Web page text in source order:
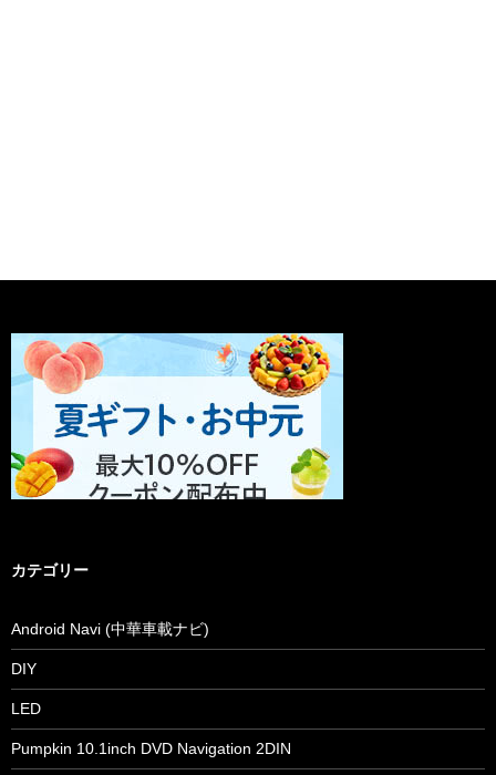
カテゴリー
Android Navi (中華車載ナビ)
DIY
LED
Pumpkin 10.1inch DVD Navigation 2DIN